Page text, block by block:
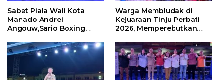
Sabet Piala Wali Kota
Manado Andrei
Angouw,Sario Boxing
Perbati 2026
Warga Membludak di
Kejuaraan Tinju Perbati
2026, Memperebutkan